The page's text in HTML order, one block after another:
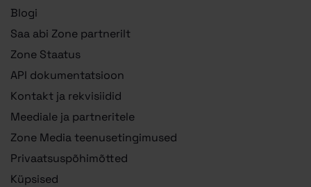
Blogi
Saa abi Zone partnerilt
Zone Staatus
API dokumentatsioon
Kontakt ja rekvisiidid
Meediale ja partneritele
Zone Media teenusetingimused
Privaatsuspõhimõtted
Küpsised